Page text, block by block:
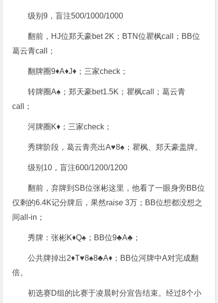
级别9，盲注500/1000/1000
翻前，HJ位郑天豪bet 2K；BTN位瞿枫call；BB位
葛云青call；
翻牌圈9♦A♦J♦；三家check；
转牌圈A♠；郑天豪bet1.5K；瞿枫call；葛云青
call；
河牌圈K♦；三家check；
秀牌阶段，葛云青亮出A♥8♠；瞿枫、郑天豪盖牌。
级别10，盲注600/1200/1200
翻前，弃牌到SB位张彬这里，他看了一眼身旁BB位
仅剩的6.4K记分牌后，果然raise 3万；BB位想都没想之
间all-in；
秀牌：张彬K♦Q♠；BB位9♣A♣；
公共牌掉出2♦T♥8♠8♣A♦；BB位河牌中A对完成翻
倍。
初选赛D组的比赛于凌晨时分宣告结束。经过8个小